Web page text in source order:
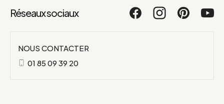
Réseaux sociaux
NOUS CONTACTER
01 85 09 39 20